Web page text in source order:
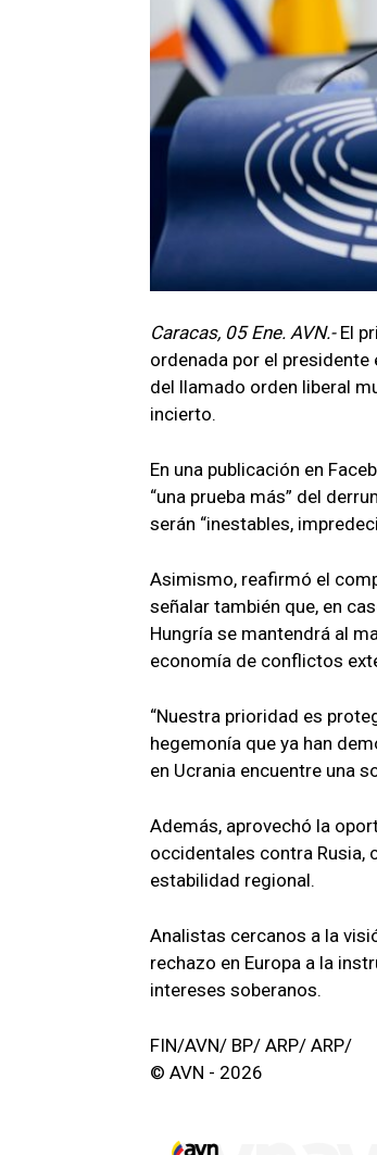
Caracas, 05 Ene. AVN.- El
ordenada por el presidente
del llamado orden liberal
incierto.
En una publicación en
“una prueba más” del
serán “inestables,
Asimismo, reafirmó el
señalar también que, en
Hungría se mantendrá al
economía de conflictos
“Nuestra prioridad es
hegemonía que ya han
en Ucrania encuentre una
Además, aprovechó la
occidentales contra Rusia,
estabilidad regional.
Analistas cercanos a la
rechazo en Europa a la
intereses soberanos.
FIN/AVN/ BP/ ARP/ ARP/
© AVN - 2026